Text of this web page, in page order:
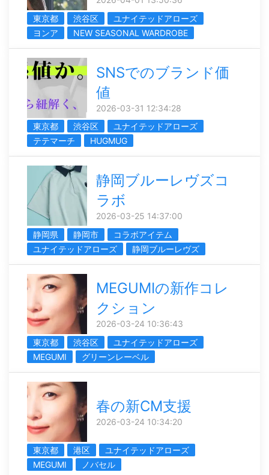
東京都
渋谷区
ユナイテッドアローズ
ヨンア
NEW SEASONAL WARDROBE
SNSでのブランド価
値
2026-03-31 12:34:28
東京都
渋谷区
ユナイテッドアローズ
テテマーチ
HUGMUG
静岡ブルーレヴズコ
ラボ
2026-03-25 14:37:00
静岡県
静岡市
コラボアイテム
ユナイテッドアローズ
静岡ブルーレヴズ
MEGUMIの新作コレ
クション
2026-03-24 10:36:43
東京都
渋谷区
ユナイテッドアローズ
MEGUMI
グリーンレーベル
春の新CM支援
2026-03-24 10:34:20
東京都 港区
ユナイテッドアローズ
MEGUMI
ノバセル